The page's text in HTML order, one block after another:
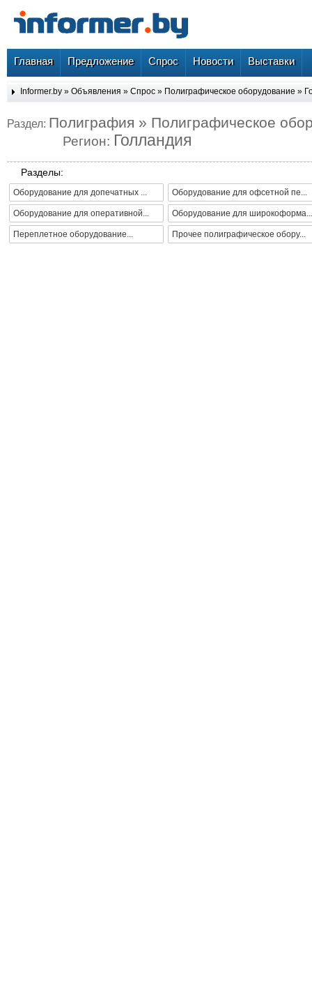
Главная Предложение Спрос Новости Выставки
Informer.by » Объявления » Спрос » Полиграфическое оборудование »
Раздел: Полиграфия » Полиграфическое
Регион: Голландия
Разделы:
Оборудование для допечатных ... Оборудование для офсетной пе...
Оборудование для оперативной... Оборудование для широкоформа...
Переплетное оборудование... Прочее полиграфическое обору...